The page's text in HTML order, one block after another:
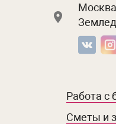
Работа с
Сметы и